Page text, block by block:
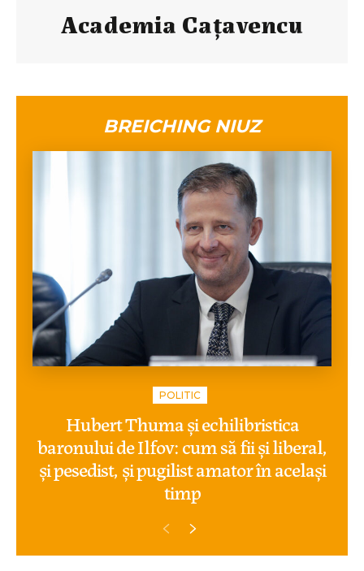
Academia Caţavencu
BREICHING NIUZ
POLITIC
Hubert Thuma și echilibristica
baronului de Ilfov: cum să fii și liberal,
și pesedist, și pugilist amator în același
timp